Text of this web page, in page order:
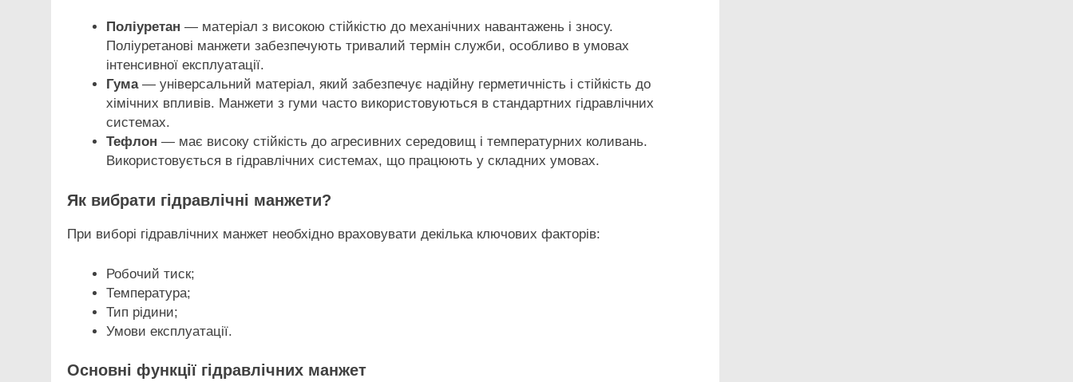
Поліуретан — матеріал з високою стійкістю до механічних навантажень і зносу.
Поліуретанові манжети забезпечують тривалий термін служби, особливо в умовах
інтенсивної експлуатації.
Гума— універсальний матеріал, який забезпечує надійну герметичність і стійкість до
хімічних впливів. Манжети з гуми часто використовуються в стандартних гідравлічних
системах.
Тефлон — має високу стійкість до агресивних середовищ і температурних коливань.
Використовується в гідравлічних системах, що працюють у складних умовах.
Як вибрати гідравлічні манжети?
При виборі гідравлічних манжет необхідно враховувати декілька ключових факторів:
Робочий тиск;
Температура;
Тип рідини;
Умови експлуатації.
Основні функції гідравлічних манжет